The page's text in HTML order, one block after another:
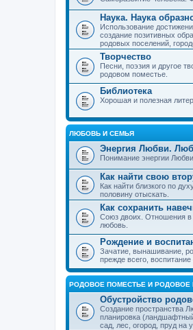
Наука. Наука
Использование
создание позитивных
родовых поселений,
Творчество
Песни, поэзия и другое
родовом поместье.
Библиотека
Хорошая и полезная
ЛЮБОВЬ И СЕМЬЯ
Энергия Любви.
Понимание энергии
Как найти свою
Как найти близкого по
половину отыскать.
Как сохранить
Союз двоих. Отношения в
любовь.
Рождение и
Зачатие, вынашивание,
прежде всего,
РОДОВОЕ ПОМЕСТЬЕ И РОДОВОЕ
Обустройство
Создание пространства
планировка
сад, лес, огород, пруд на